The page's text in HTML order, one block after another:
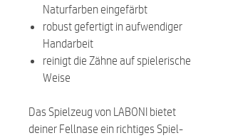
Naturfarben eingefärbt
robust gefertigt in aufwendiger
Handarbeit
reinigt die Zähne auf spielerische
Weise
Das Spielzeug von LABONI bietet
deiner Fellnase ein richtiges Spiel-